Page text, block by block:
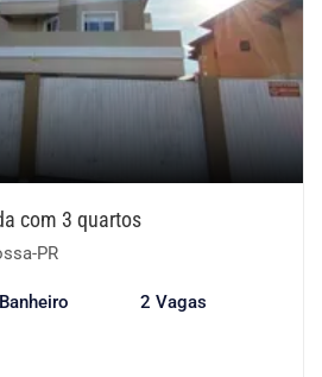
com 3 quartos
PR
2 Vagas